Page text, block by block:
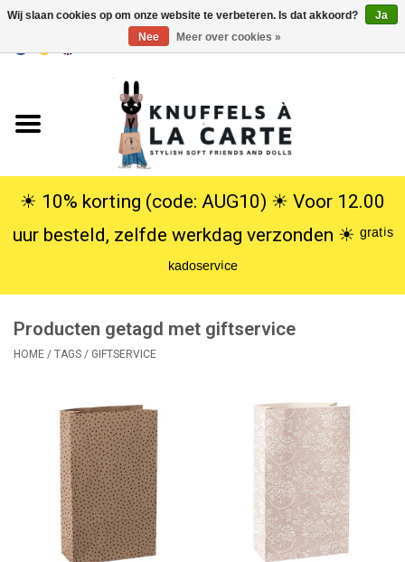
USD
Knuffels
Poppen
SALE
Lookbooks
☀︎ 10% korting (code: AUG10) ☀︎ Voor 12.00
uur besteld, zelfde werkdag verzonden ☀︎ ᵍʳᵃᵗⁱˢ
ᵏᵃᵈᵒˢᵉʳᵛⁱᶜᵉ
Producten getagd met giftservice
HOME / TAGS / GIFTSERVICE
Wij slaan cookies op om onze website te verbeteren. Is dat akkoord?
Ja
Nee
Meer over cookies »